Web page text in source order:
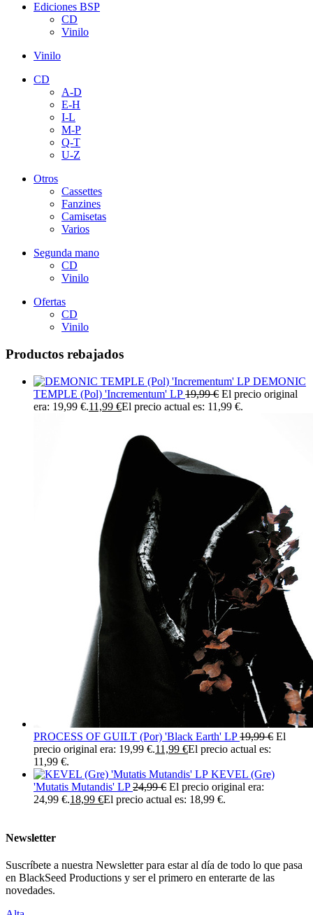
Ediciones BSP
CD
Vinilo
Vinilo
CD
A-D
E-H
I-L
M-P
Q-T
U-Z
Otros
Cassettes
Fanzines
Camisetas
Varios
Segunda mano
CD
Vinilo
Ofertas
CD
Vinilo
Productos rebajados
DEMONIC
TEMPLE (Pol) 'Incrementum' LP 19,99€ El precio original
era: 19,99 €.11,99 €El precio actual es: 11,99 €.
PROCESS OF GUILT (Por) 'Black Earth' LP 19,99€ El
precio original era: 19,99 €.11,99 €El precio actual es:
11,99 €.
KEVEL (Gre)
'Mutatis Mutandis' LP 24,99€ El precio original era:
24,99 €.18,99 €El precio actual es: 18,99 €.
Newsletter
Suscríbete a nuestra Newsletter para estar al día de todo lo que pasa
en BlackSeed Productions y ser el primero en enterarte de las
novedades.